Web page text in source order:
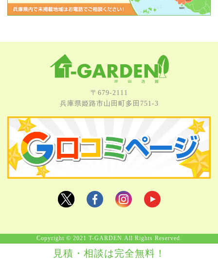
〒679-2111
兵庫県姫路市⼭⽥町多⽥751-3
見積・相談は完全無料！
Copyright © 2021 T-GARDEN.All Rights Reserved.